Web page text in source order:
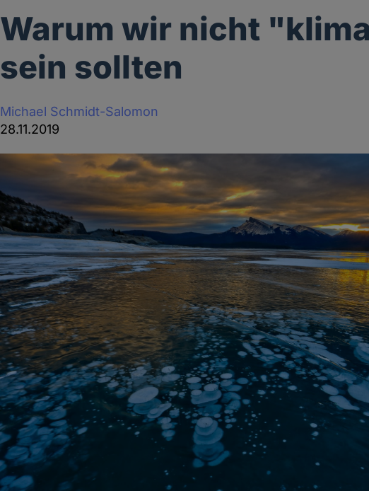
Warum wir nicht
sein sollten
Michael Schmidt-Salomon
28.11.2019